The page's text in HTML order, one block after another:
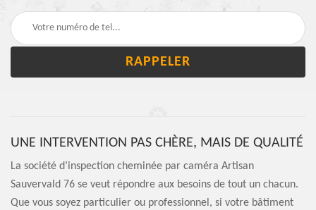
UNE INTERVENTION PAS CHÈRE, MAIS DE QUALITÉ
La société d’inspection cheminée par caméra Artisan
Sauvervald 76 se veut répondre aux besoins de tout un chacun.
Que vous soyez particulier ou professionnel, si votre bâtiment